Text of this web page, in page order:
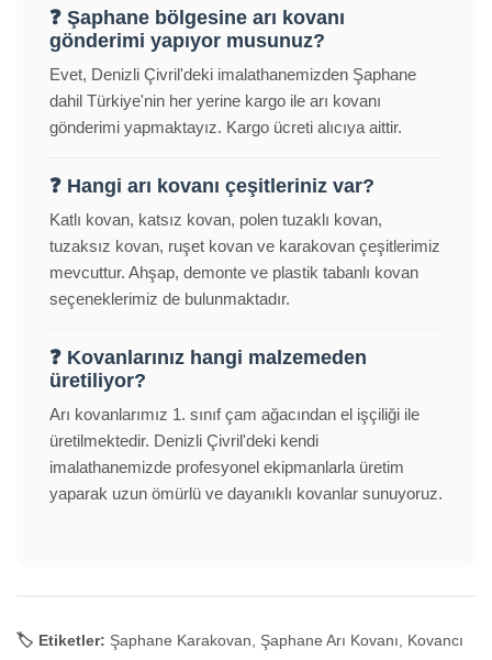
❓ Şaphane bölgesine arı kovanı
gönderimi yapıyor musunuz?
Evet, Denizli Çivril'deki imalathanemizden Şaphane
dahil Türkiye'nin her yerine kargo ile arı kovanı
gönderimi yapmaktayız. Kargo ücreti alıcıya aittir.
❓ Hangi arı kovanı çeşitleriniz var?
Katlı kovan, katsız kovan, polen tuzaklı kovan,
tuzaksız kovan, ruşet kovan ve karakovan çeşitlerimiz
mevcuttur. Ahşap, demonte ve plastik tabanlı kovan
seçeneklerimiz de bulunmaktadır.
❓ Kovanlarınız hangi malzemeden
üretiliyor?
Arı kovanlarımız 1. sınıf çam ağacından el işçiliği ile
üretilmektedir. Denizli Çivril'deki kendi
imalathanemizde profesyonel ekipmanlarla üretim
yaparak uzun ömürlü ve dayanıklı kovanlar sunuyoruz.
🏷️ Etiketler: Şaphane Karakovan, Şaphane Arı Kovanı, Kovancı